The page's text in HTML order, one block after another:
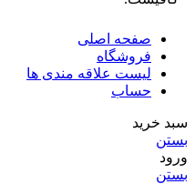
صفحه اصلی
فروشگاه
لیست علاقه مندی ها
حساب
سبد خرید
بستن
ورود
بستن